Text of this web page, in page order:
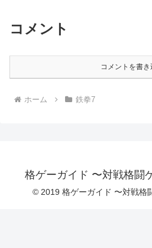
コメント
コメントを書き
ホーム 鉄拳7
格ゲーガイド 〜対戦格闘
© 2019 格ゲーガイド 〜対戦格